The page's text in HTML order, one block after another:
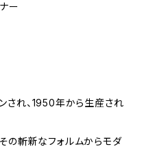
ー
され、1950年から生産され
の斬新なフォルムからモダ